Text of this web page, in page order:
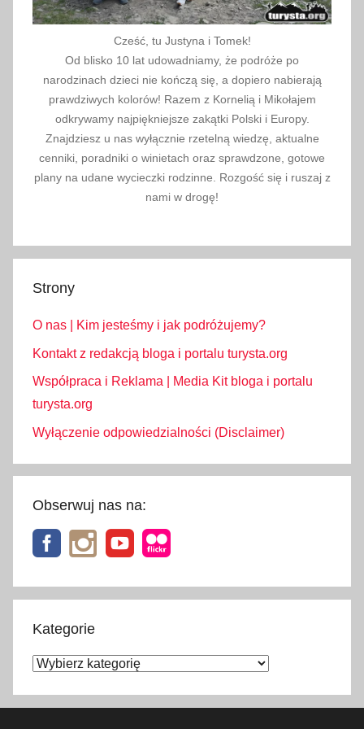
Cześć, tu Justyna i Tomek!
Od blisko 10 lat udowadniamy, że podróże po
narodzinach dzieci nie kończą się, a dopiero nabierają
prawdziwych kolorów! Razem z Kornelią i Mikołajem
odkrywamy najpiękniejsze zakątki Polski i Europy.
Znajdziesz u nas wyłącznie rzetelną wiedzę, aktualne
cenniki, poradniki o winietach oraz sprawdzone, gotowe
plany na udane wycieczki rodzinne. Rozgość się i ruszaj z
nami w drogę!
Strony
O nas | Kim jesteśmy i jak podróżujemy?
Kontakt z redakcją bloga i portalu turysta.org
Współpraca i Reklama | Media Kit bloga i portalu
turysta.org
Wyłączenie odpowiedzialności (Disclaimer)
Obserwuj nas na:
Kategorie
Kategorie